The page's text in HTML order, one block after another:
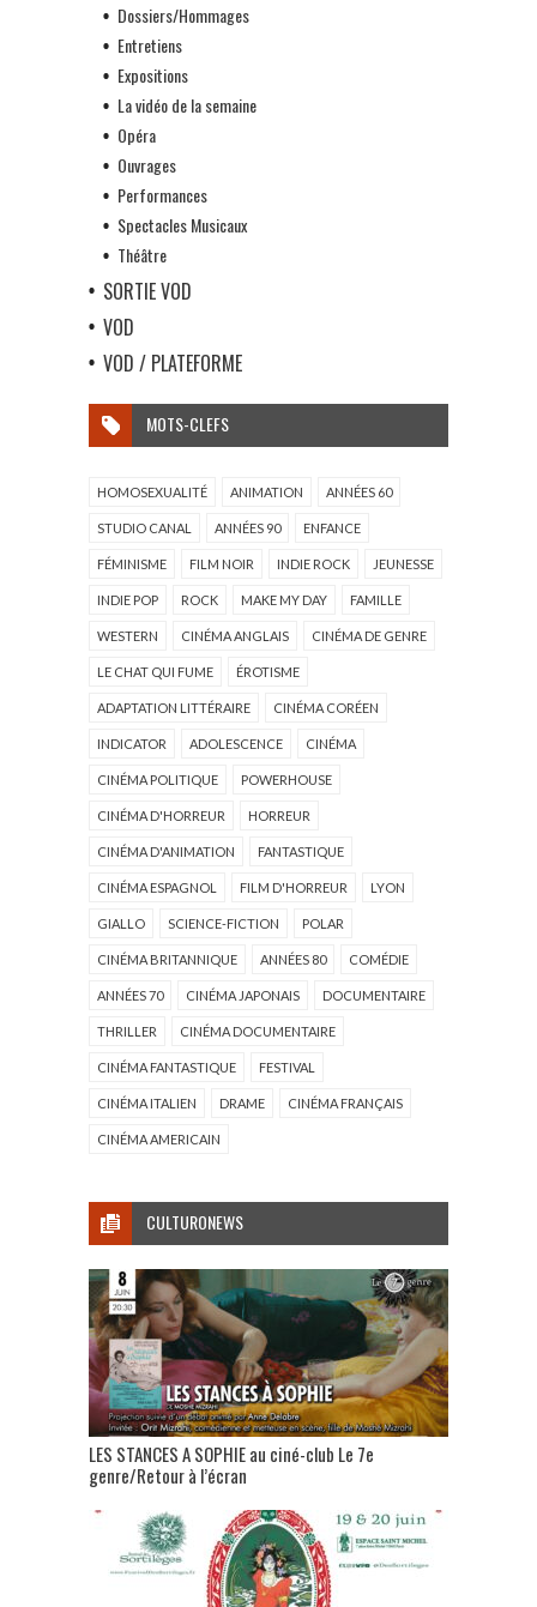
Dossiers/Hommages
Entretiens
Expositions
La vidéo de la semaine
Opéra
Ouvrages
Performances
Spectacles Musicaux
Théâtre
SORTIE VOD
VOD
VOD / PLATEFORME
MOTS-CLEFS
HOMOSEXUALITÉ ANIMATION ANNÉES 60
STUDIO CANAL ANNÉES 90 ENFANCE
FÉMINISME FILM NOIR INDIE ROCK JEUNESSE
INDIE POP ROCK MAKE MY DAY FAMILLE
WESTERN CINÉMA ANGLAIS CINÉMA DE GENRE
LE CHAT QUI FUME ÉROTISME
ADAPTATION LITTÉRAIRE CINÉMA CORÉEN
INDICATOR ADOLESCENCE CINÉMA
CINÉMA POLITIQUE POWERHOUSE
CINÉMA D'HORREUR HORREUR
CINÉMA D'ANIMATION FANTASTIQUE
CINÉMA ESPAGNOL FILM D'HORREUR LYON
GIALLO SCIENCE-FICTION POLAR
CINÉMA BRITANNIQUE ANNÉES 80 COMÉDIE
ANNÉES 70 CINÉMA JAPONAIS DOCUMENTAIRE
THRILLER CINÉMA DOCUMENTAIRE
CINÉMA FANTASTIQUE FESTIVAL
CINÉMA ITALIEN DRAME CINÉMA FRANÇAIS
CINÉMA AMERICAIN
CULTURONEWS
LES STANCES A SOPHIE au ciné-club Le 7e
genre/Retour à l’écran